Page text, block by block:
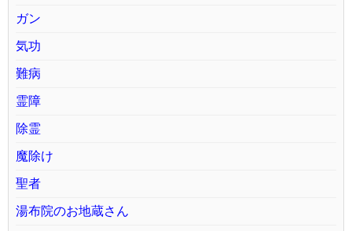
ガン
気功
難病
霊障
除霊
魔除け
聖者
湯布院のお地蔵さん